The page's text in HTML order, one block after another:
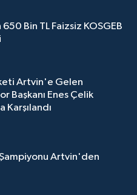
Bin TL Faizsiz KOSGEB
Artvin'e Gelen
Başkanı Enes Çelik
Karşılandı
Artvin'den